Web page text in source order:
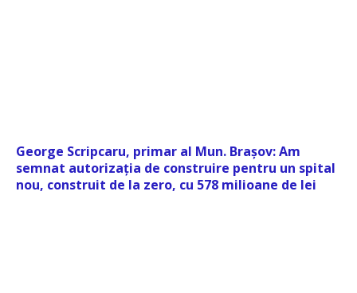
George Scripcaru, primar al Mun. Brașov: Am
semnat autorizația de construire pentru un spital
nou, construit de la zero, cu 578 milioane de lei